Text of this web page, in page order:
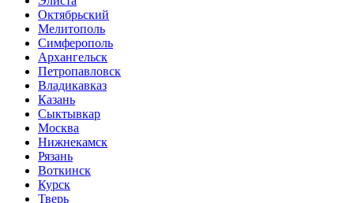
Октябрьский
Мелитополь
Симферополь
Архангельск
Петропавловск
Владикавказ
Казань
Сыктывкар
Москва
Нижнекамск
Рязань
Воткинск
Курск
Тверь